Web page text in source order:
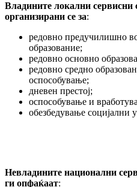
Владините локални сервисни
организирани се за:
редовно предучилишно
образование;
редовно основно
редовно средно
оспособување;
дневен престој;
оспособување и
обезбедување социјални
Невладините национални
ги опфаќаат: